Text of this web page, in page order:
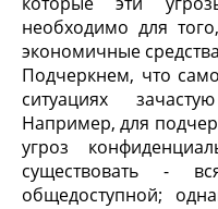
необходимо для
экономичные
Подчеркнем, что
ситуациях
Например, для
угроз
существовать -
общедоступной;